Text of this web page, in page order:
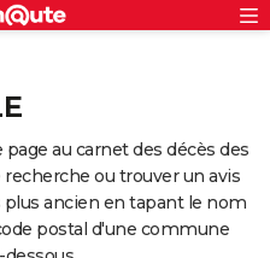
au carnet des décès des
ou trouver un avis
plus ancien en tapant le nom
postal d'une commune